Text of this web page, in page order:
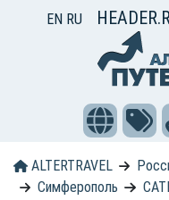
EN RU
ALTERTRAVEL
Симферополь